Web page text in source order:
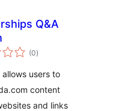
Q&A
(0общо
оценки
)
users to
content
and links